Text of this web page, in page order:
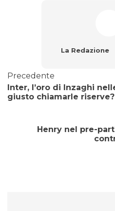
La Redazione
Precedente
Inter, l’oro di Inzaghi
giusto chiamarle riserve?
Henry nel pre-